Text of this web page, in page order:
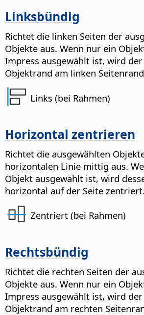
Linksbündig
Richtet die linken Seiten der
Objekte aus. Wenn nur ein
Impress ausgewählt ist, wird
Objektrand am linken
Links (bei Rahmen)
Horizontal zentrieren
Richtet die ausgewählten
horizontalen Linie mittig aus.
Objekt ausgewählt ist, wird
horizontal auf der Seite zentriert.
Zentriert (bei Rahmen)
Rechtsbündig
Richtet die rechten Seiten der
Objekte aus. Wenn nur ein
Impress ausgewählt ist, wird
Objektrand am rechten